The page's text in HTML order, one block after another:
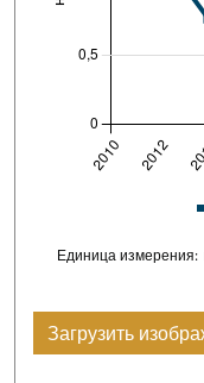
Легенда
Chart details
Единица измерения:
Загрузить